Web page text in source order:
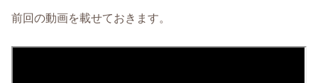
前回の動画を載せておきます。